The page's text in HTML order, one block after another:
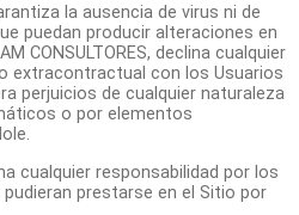
la ausencia de virus ni de
puedan producir alteraciones en
CONSULTORES, declina cualquier
extracontractual con los Usuarios
perjuicios de cualquier naturaleza
o por elementos
cualquier responsabilidad por los
prestarse en el Sitio por